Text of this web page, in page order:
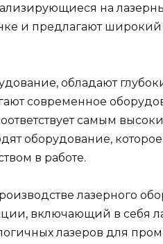
на
и предлагают
обладают
современное
самым
оборудование, которое
в работе.
лазерного
включающий в себя
лазеров для